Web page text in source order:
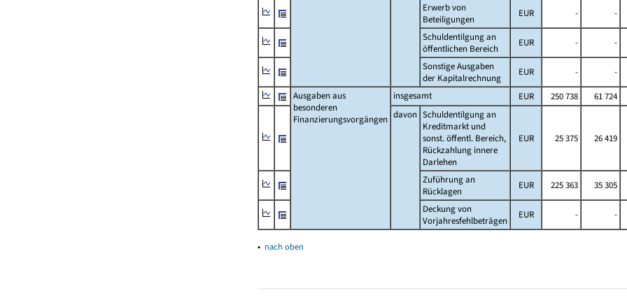
Erwerb von
Beteiligungen
EUR - -
Schuldentilgung an
öffentlichen Bereich
EUR - -
Sonstige Ausgaben
der Kapitalrechnung
EUR - -
Ausgaben aus
besonderen
Finanzierungsvorgängen
insgesamt EUR 250 738 61 724
davon Schuldentilgung an
Kreditmarkt und
sonst. öffentl. Bereich,
Rückzahlung innere
Darlehen
EUR 25 375 26 419
Zuführung an
Rücklagen
EUR 225 363 35 305
Deckung von
Vorjahresfehlbeträgen
EUR - -
▴ nach oben